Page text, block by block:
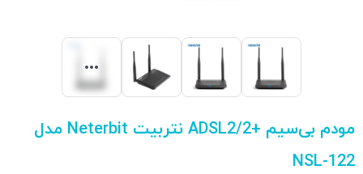
مودم بی‌سیم +ADSL2/2 نتربیت Neterbit مدل
NSL-122